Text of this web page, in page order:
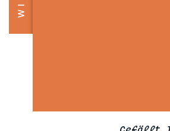
21.02.27-07.03.27